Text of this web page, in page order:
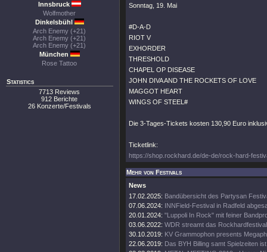
Innsbruck
Wolfmother
Dinkelsbühl
Arch Enemy (+21)
Arch Enemy (+21)
Arch Enemy (+21)
München
Rose Tattoo
Statistics
7713 Reviews
912 Berichte
26 Konzerte/Festivals
Sonntag, 19. Mai
#D-A-D
RIOT V
EXHORDER
THRESHOLD
CHAPEL OP DISEASE
JOHN DIVA AND THE ROCKETS OF LOVE
MAGGOT HEART
WINGS OF STEEL#
Die 3-Tages-Tickets kosten 130,90 Euro
Ticketlink:
https://shop.rockhard.de/de-de/rock-hard-
Mehr von Festivals
News
17.02.2025: Bandübersicht des Partysan
07.06.2024: INNField-Festival in Radfeld
20.01.2024: "Luppoli In Rock" mit feiner
03.06.2022: WDR streamt das Rockhardfestival
30.10.2019: KV Grammophon presents
22.06.2019: Das BYH Billing samt Spielzeiten